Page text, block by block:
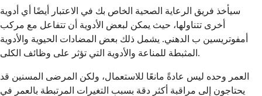
سيأخذ فريق الرعاية الصحية الخاص بك في الاعتبار أيضًا أي أدوية
أخرى تتناولها، حيث يمكن لبعض الأدوية أن تتفاعل مع مركب
أمفوتريسين ب الدهني. يشمل ذلك بعض المضادات الحيوية والأدوية
المثبطة للمناعة والأدوية التي تؤثر على وظائف الكلى.
العمر وحده ليس عادةً مانعًا للاستعمال، ولكن المرضى المسنين قد
يحتاجون إلى مراقبة أكثر دقة بسبب التغيرات المرتبطة بالعمر في